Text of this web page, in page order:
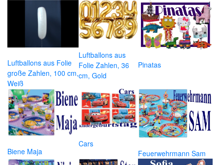
Luftballons aus Folie
große Zahlen, 100 cm,
Weiß
Luftballons aus
Folie Zahlen, 36
cm, Gold
Pinatas
Biene Maja
Cars
Feuerwehrmann Sam